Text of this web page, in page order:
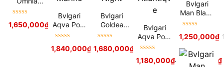
Paraiba
hạng5sao
1,650,000₫
Bvlgari
Aqva Pour
Homme
hạng5sao
1,840,000₫
Bvlgari
Goldea
The
Night
hạng5sao
1,680,000₫
Bvlgari
Aqva Pour
Homme
hạng5sao
1,180,000₫– 2,000,000 ₫
Bvlgari
Man Black
Cologne
hạng5sao
1,250,000₫